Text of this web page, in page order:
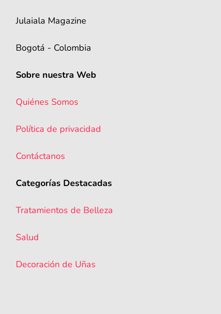
Julaiala Magazine
Bogotá - Colombia
Sobre nuestra Web
Quiénes Somos
Política de privacidad
Contáctanos
Categorías Destacadas
Tratamientos de Belleza
Salud
Decoración de Uñas